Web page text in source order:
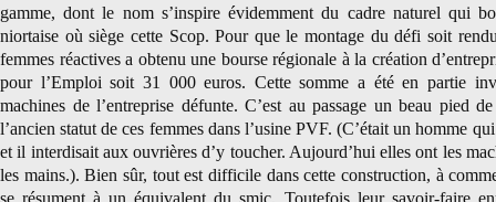
gamme, dont le nom s’inspire évidemment du cadre naturel qui
niortaise où siège cette Scop. Pour que le montage du défi soit
femmes réactives a obtenu une bourse régionale à la création
pour l’Emploi soit 31 000 euros. Cette somme a été en partie
machines de l’entreprise défunte. C’est au passage un beau pied
l’ancien statut de ces femmes dans l’usine PVF. (C’était un homme
et il interdisait aux ouvrières d’y toucher. Aujourd’hui elles ont les
les mains.). Bien sûr, tout est difficile dans cette construction, à
se résument à un équivalent du smic. Toutefois leur savoir-faire